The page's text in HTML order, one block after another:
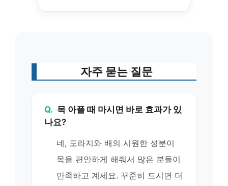
자주 묻는 질문
Q. 목 아플 때 마시면 바로 효과가 있
나요?
네, 도라지와 배의 시원한 성분이
목을 편안하게 해줘서 많은 분들이
만족하고 계세요. 꾸준히 드시면 더